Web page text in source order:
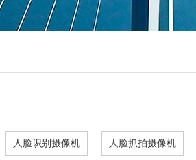
人脸识别摄像机 人脸抓拍摄像机